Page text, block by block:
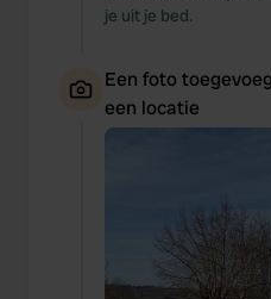
je uit je bed.
Een foto
een locatie